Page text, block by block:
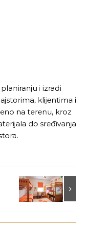
i izradi
klijentima i
na terenu, kroz
do sređivanja